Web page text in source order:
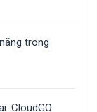
trong
CloudGO